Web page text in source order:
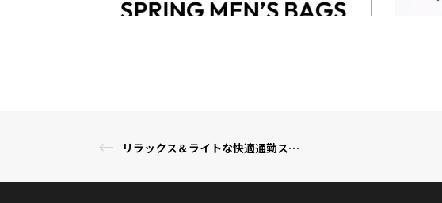
リラックス＆ライトな快適通勤スタイルを提案するワンショルダーバッグ